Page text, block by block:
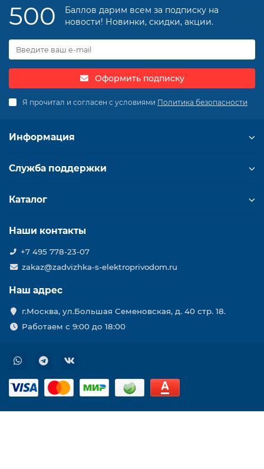
500
Баллов дарим всем за подписку на
новости! Новинки, скидки, акции.
Оформить подписку
Я прочитал и согласен с условиями Политика безопасности
Информация
Служба поддержки
Каталог
Наши контакты
+7 495 778-23-07
zakaz@zadvizhka-s-elektroprivodom.ru
Наш адрес
г.Москва, ул.Большая Семеновская, д. 40 стр. 18.
Работаем с 9:00 до 18:00